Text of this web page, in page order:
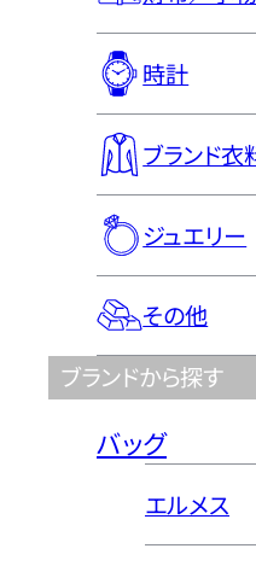
時計
ブランド
ジュエリー
その他
ブランドから探す
バッグ
エルメス